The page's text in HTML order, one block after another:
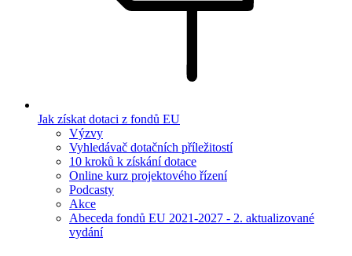
Jak získat dotaci z fondů EU
Výzvy
Vyhledávač dotačních příležitostí
10 kroků k získání dotace
Online kurz projektového řízení
Podcasty
Akce
Abeceda fondů EU 2021-2027 - 2. aktualizované
vydání